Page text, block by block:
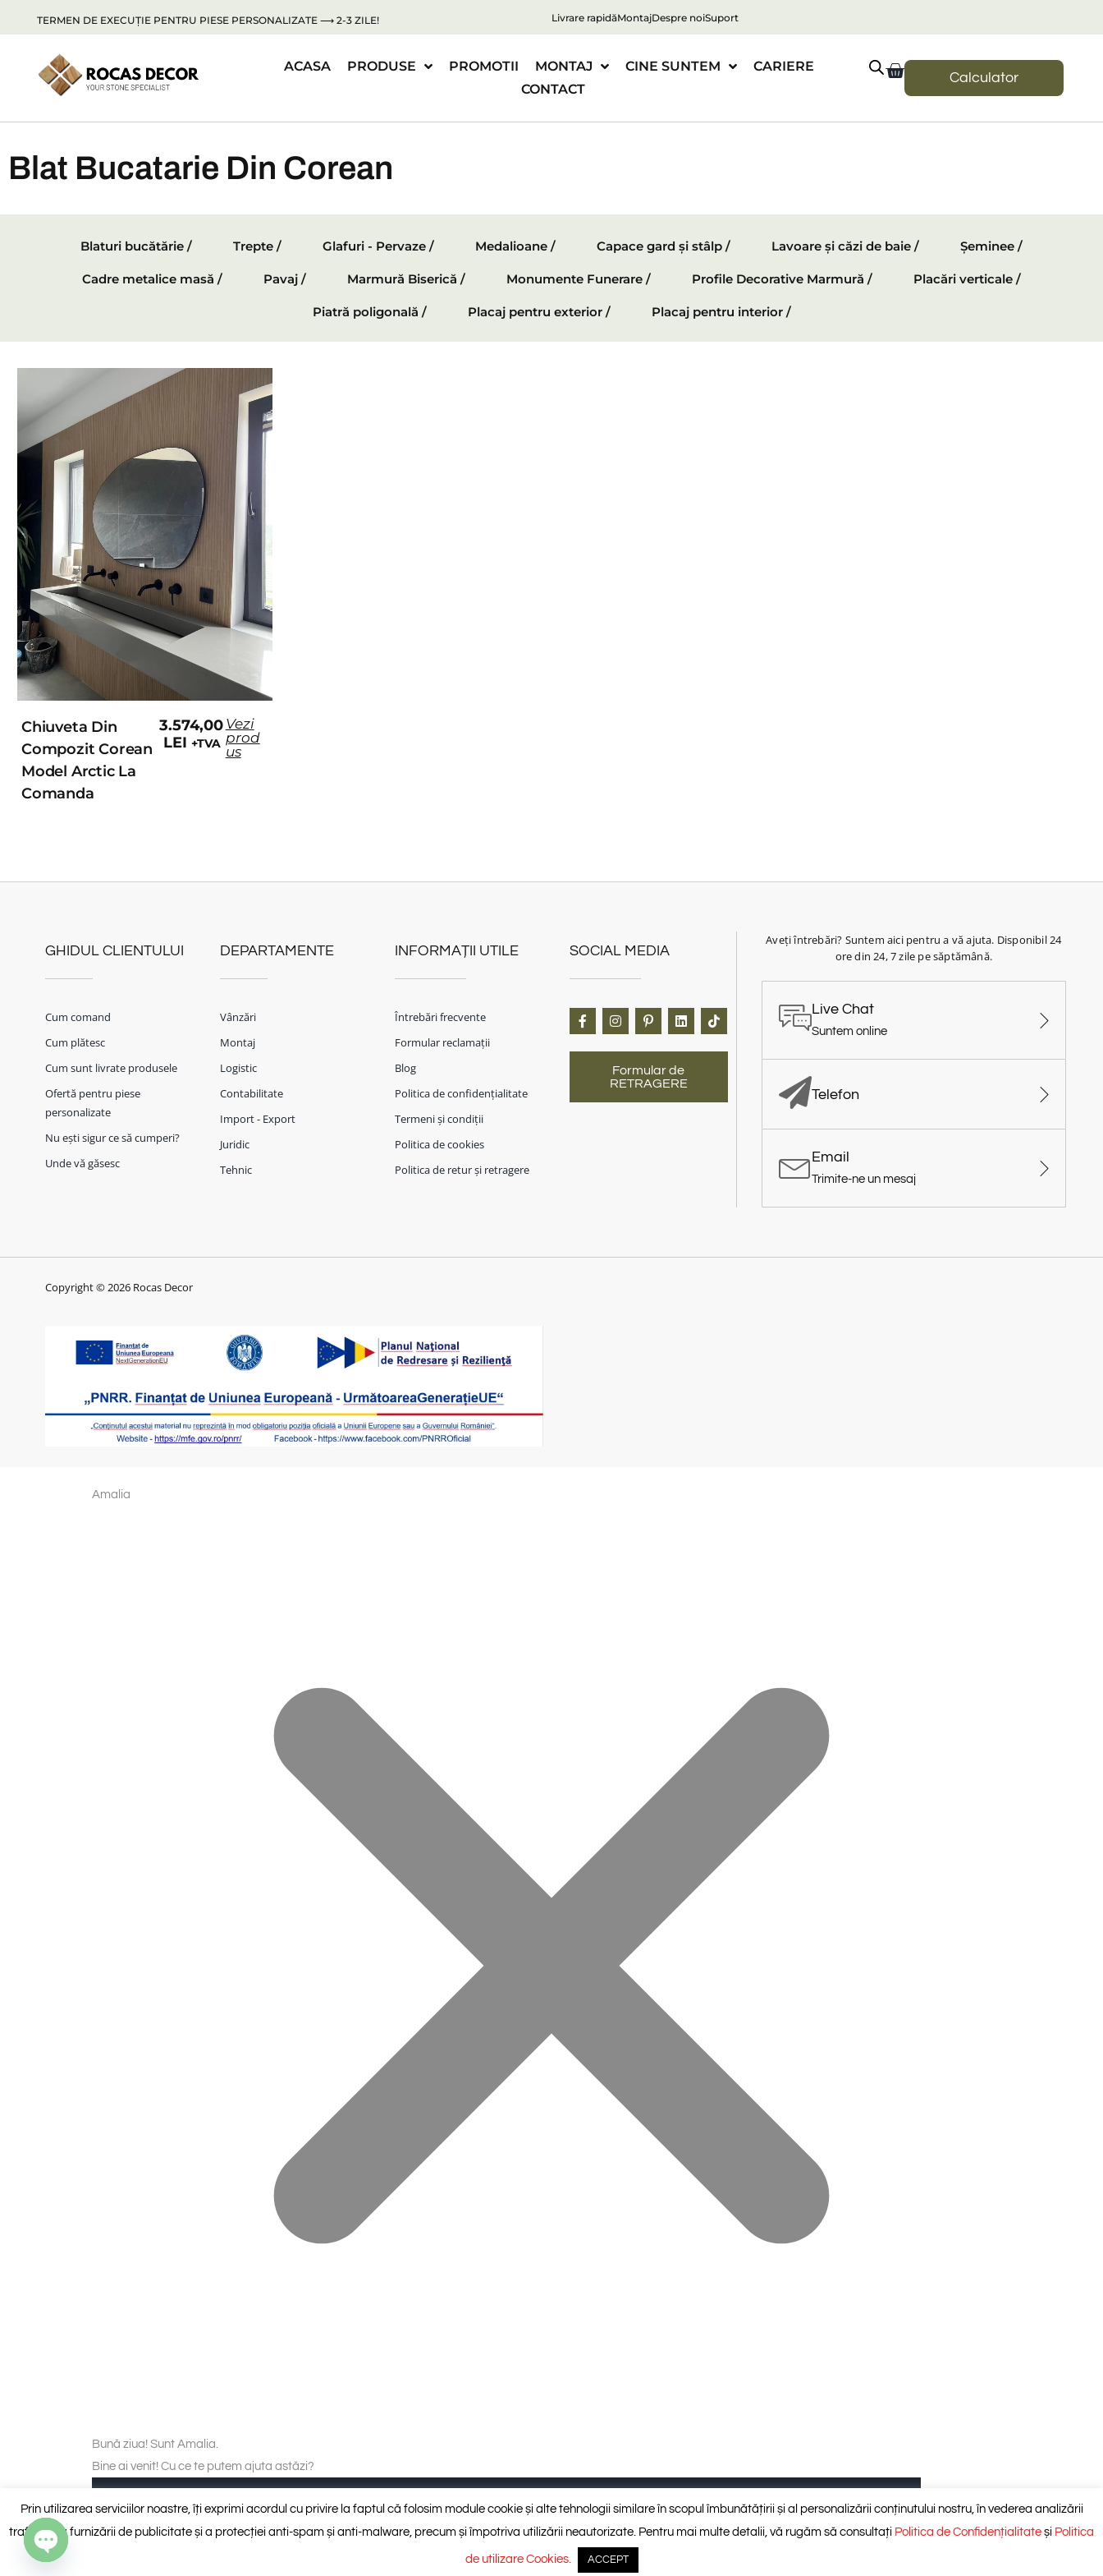
TERMEN DE EXECUȚIE PENTRU PIESE PERSONALIZATE ⟶ 2-3 ZILE! Livrare rapidăMontajDespre noiSuport
ACASA PRODUSE PROMOTII MONTAJ CINE SUNTEM
CARIERE
CONTACT
Calculator
Blat Bucatarie Din Corean
Blaturi bucătărie / Trepte / Glafuri - Pervaze / Medalioane / Capace gard și stâlp / Lavoare și căzi de baie / Șeminee /
Cadre metalice masă / Pavaj / Marmură Biserică / Monumente Funerare / Profile Decorative Marmură / Placări verticale /
Piatră poligonală / Placaj pentru exterior / Placaj pentru interior /
Chiuveta Din
Compozit Corean
Model Arctic La
Comanda
3.574,00
LEI +TVA
Vezi
prod
us
GHIDUL CLIENTULUI
Cum comand
Cum plătesc
Cum sunt livrate produsele
Ofertă pentru piese
personalizate
Nu ești sigur ce să cumperi?
Unde vă găsesc
DEPARTAMENTE
Vânzări
Montaj
Logistic
Contabilitate
Import - Export
Juridic
Tehnic
INFORMAȚII UTILE
Întrebări frecvente
Formular reclamații
Blog
Politica de confidențialitate
Termeni și condiții
Politica de cookies
Politica de retur și retragere
SOCIAL MEDIA
Formular de
RETRAGERE
Aveți întrebări? Suntem aici pentru a vă ajuta. Disponibil 24
ore din 24, 7 zile pe săptămână.
Live Chat
Suntem online
Telefon
Email
Trimite-ne un mesaj
Copyright © 2026 Rocas Decor
Amalia
Bună ziua! Sunt Amalia.
Bine ai venit! Cu ce te putem ajuta astăzi?
Prin utilizarea serviciilor noastre, îți exprimi acordul cu privire la faptul că folosim module cookie și alte tehnologii similare în scopul îmbunătățirii și al personalizării conținutului nostru, în vederea analizării
traficului, a furnizării de publicitate și a protecției anti-spam și anti-malware, precum și împotriva utilizării neautorizate. Pentru mai multe detalii, vă rugăm să consultați Politica de Confidențialitate și Politica
de utilizare Cookies. ACCEPT